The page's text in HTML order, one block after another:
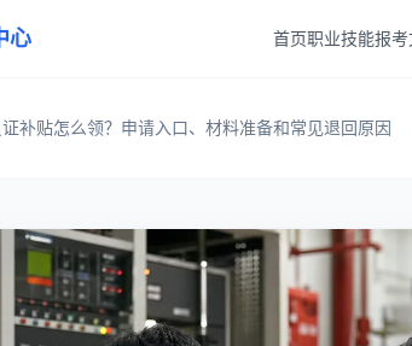
应急消防救援员培训服务
应急消防救援员等职业技能方向，提供报名
人民共和国人力资源和社会保障部
心 首页职业技能报
补贴怎么领？申请入口、材料准备和常见退回原因